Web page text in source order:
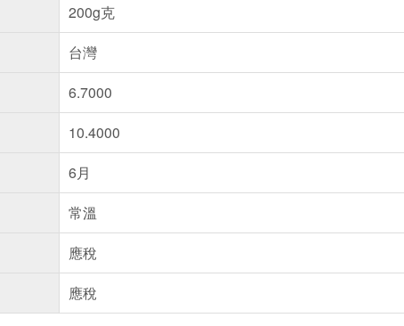
200g克
台灣
6.7000
10.4000
6月
常溫
應稅
應稅